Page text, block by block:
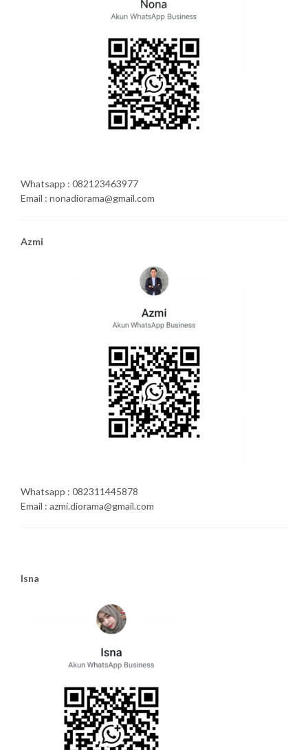
Whatsapp : 082123463977
Email : nonadiorama@gmail.com
Azmi
Whatsapp : 082311445878
Email : azmi.diorama@gmail.com
Isna